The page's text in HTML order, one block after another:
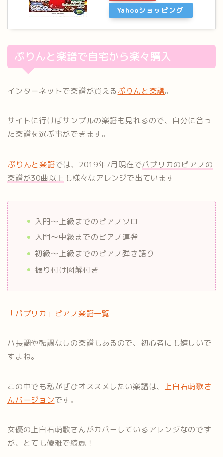
Yahooショッピング
ぷりんと楽譜で自宅から楽々購入
インターネットで楽譜が買えるぷりんと楽譜。
サイトに行けばサンプルの楽譜も見れるので、自分に合っ
た楽譜を選ぶ事ができます。
ぷりんと楽譜では、2019年7月現在でパプリカのピアノの
楽譜が30曲以上も様々なアレンジで出ています
入門〜上級までのピアノソロ
入門〜中級までのピアノ連弾
初級〜上級までのピアノ弾き語り
振り付け図解付き
「パプリカ」ピアノ楽譜一覧
ハ長調や転調なしの楽譜もあるので、初心者にも嬉しいで
すよね。
この中でも私がぜひオススメしたい楽譜は、
上白石萌歌さ
んバージョンです。
女優の上白石萌歌さんがカバーしているアレンジなのです
が、とても優雅で綺麗！